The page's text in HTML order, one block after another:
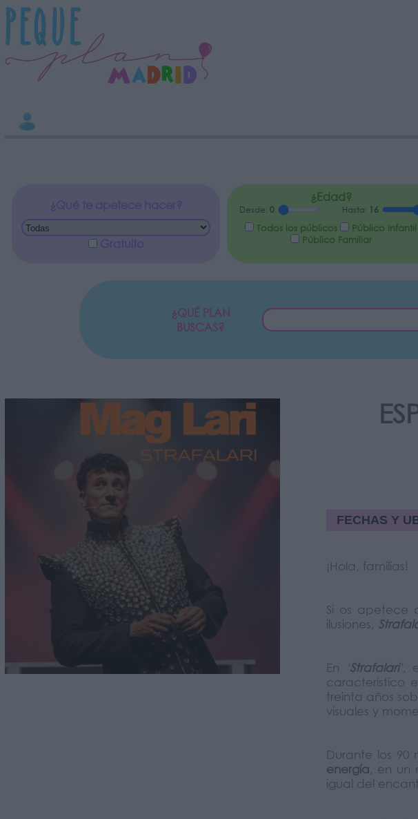
¿Edad?
Desde:0 Hasta: 16
Todos los públicos
Público Infantil
Público Familiar
¿QUÉ PLAN
BUSCAS?
FECHAS Y
¡Hola, familias!
Si os apetece
ilusiones,
En ‘Strafalari’,
característico
treinta años
visuales y
Durante los 90
energía , en
igual del
INFORMACION SOBRE LA PROTECCIÓN DE TUS DATOS
Responsable:
Finalidad:
Datos tratados:
Información adicional